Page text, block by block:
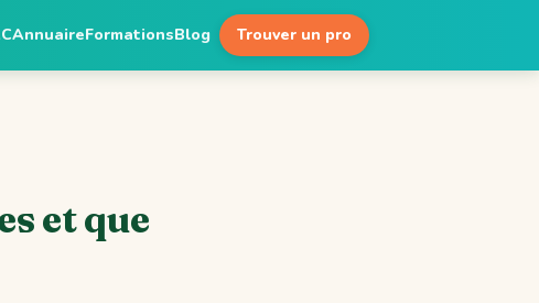
AnnuaireFormationsBlog Trouver un pro
et que